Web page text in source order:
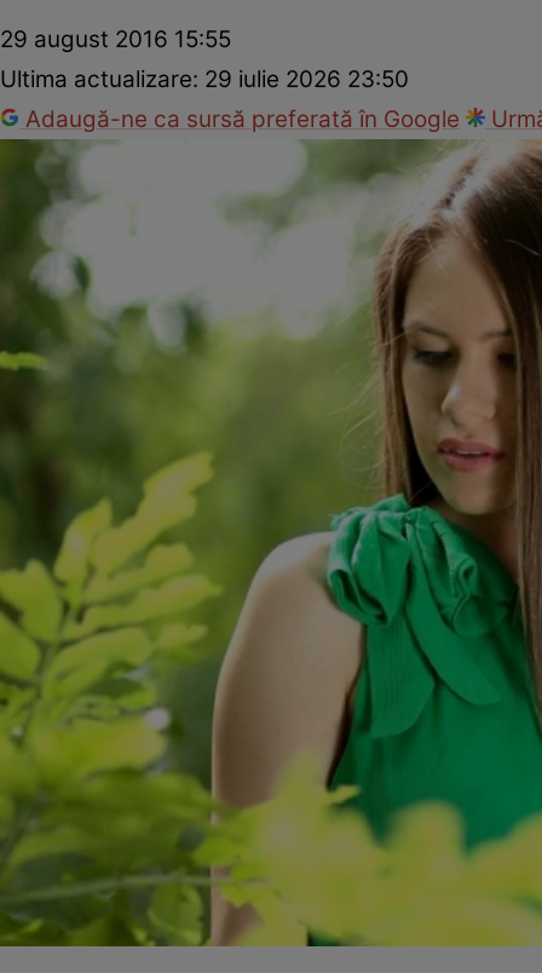
29 august 2016 15:55
Ultima actualizare: 29 iulie 2026 23:50
Adaugă-ne ca sursă preferată în Google